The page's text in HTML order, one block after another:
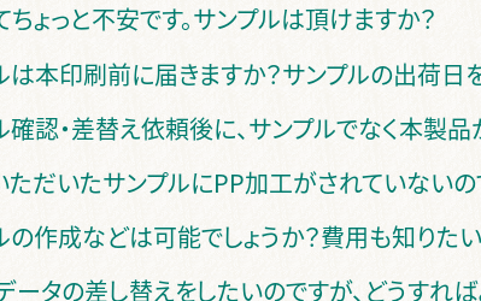
ちょっと不安です。サンプルは頂けますか？
は本印刷前に届きますか？サンプルの出荷日
確認・差替え依頼後に、サンプルでなく本製品
ただいたサンプルにPP加工がされていない
の作成などは可能でしょうか？費用も知りたい
ータの差し替えをしたいのですが、どうすれば